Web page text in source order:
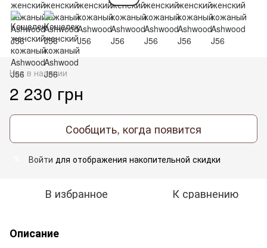
Нет в наличии
2 230 грн
Сообщить, когда появится
Войти для отображения накопительной скидки
В избранное К сравнению
Описание